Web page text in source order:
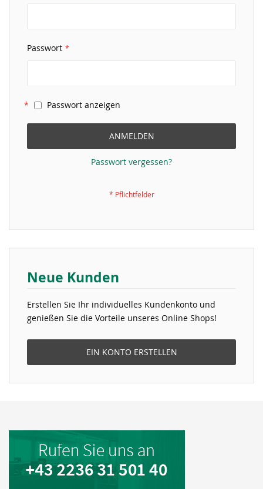
Passwort
Passwort anzeigen
ANMELDEN
Passwort vergessen?
Neue Kunden
Erstellen Sie Ihr individuelles Kundenkonto und
genießen Sie die Vorteile unseres Online Shops!
EIN KONTO ERSTELLEN